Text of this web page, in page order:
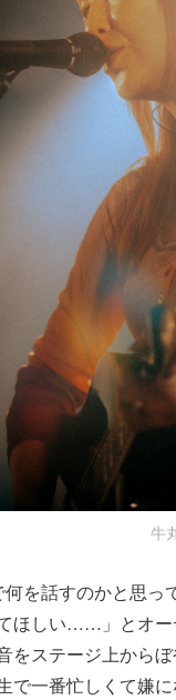
牛
何を話すのかと思
ほしい……」とオー
をステージ上から
で一番忙しくて嫌